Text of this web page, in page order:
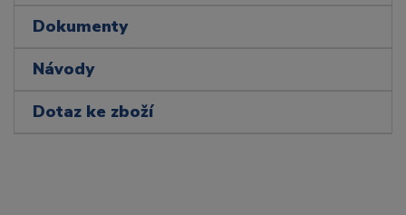
Dokumenty
Návody
Dotaz ke zboží